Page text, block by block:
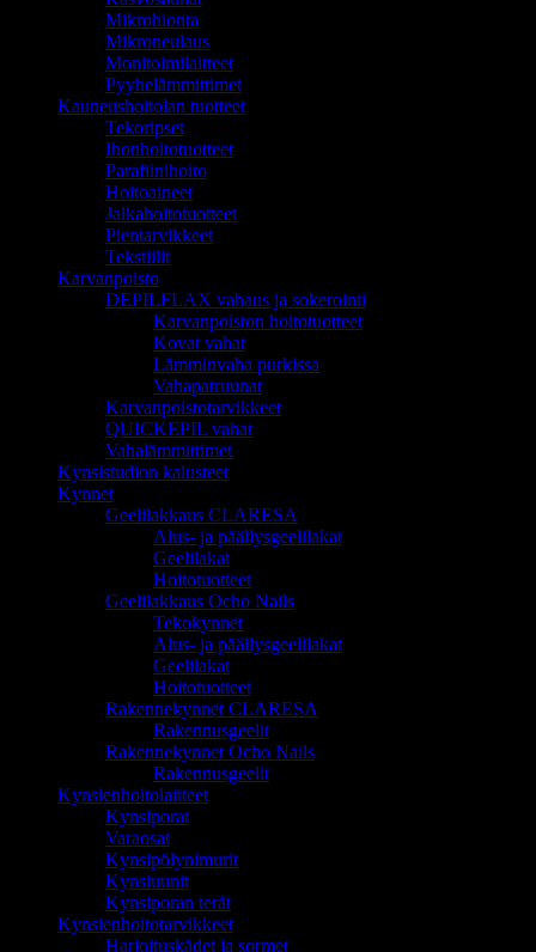
Mikrohionta
Mikroneulaus
Monitoimilaitteet
Pyyhelämmittimet
Kauneushoitolan tuotteet
Tekoripset
Ihonhoitotuotteet
Parafiinihoito
Hoitoaineet
Jalkahoitotuotteet
Pientarvikkeet
Tekstiilit
Karvanpoisto
DEPILFLAX vahaus ja sokerointi
Karvanpoiston hoitotuotteet
Kovat vahat
Lämminvaha purkissa
Vahapatruunat
Karvanpoistotarvikkeet
QUICKEPIL vahat
Vahalämmittimet
Kynsistudion kalusteet
Kynnet
Geelilakkaus CLARESA
Alus- ja päällysgeelilakat
Geelilakat
Hoitotuotteet
Geelilakkaus Ocho Nails
Tekokynnet
Alus- ja päällysgeelilakat
Geelilakat
Hoitotuotteet
Rakennekynnet CLARESA
Rakennusgeelit
Rakennekynnet Ocho Nails
Rakennusgeelit
Kynsienhoitolaitteet
Kynsiporat
Varaosat
Kynsipölynimurit
Kynsiuunit
Kynsiporan terät
Kynsienhoitotarvikkeet
Harjoituskädet ja sormet